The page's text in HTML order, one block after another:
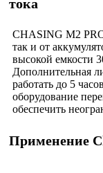
тока
CHASING M2 PRO
так и от
высокой емкости
Дополнительная
работать до 5
оборудование
обеспечить
Применение